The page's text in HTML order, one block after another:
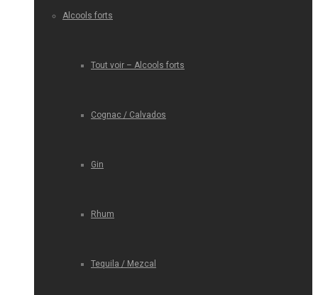
Alcools forts
Tout voir – Alcools forts
Cognac / Calvados
Gin
Rhum
Tequila / Mezcal